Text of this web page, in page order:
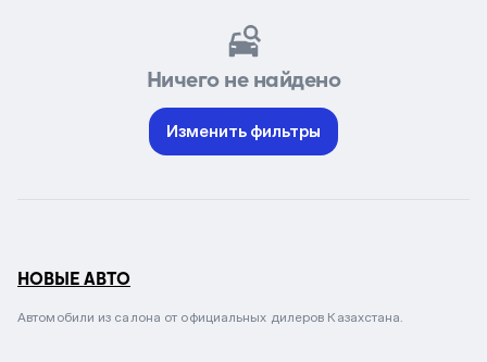
Ничего не найдено
Изменить фильтры
НОВЫЕ АВТО
Автомобили из салона от официальных дилеров Казахстана.